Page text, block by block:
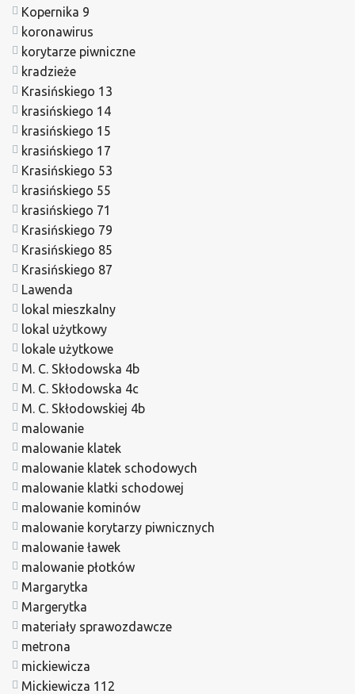
Kopernika 9
koronawirus
korytarze piwniczne
kradzieże
Krasińskiego 13
krasińskiego 14
krasińskiego 15
krasińskiego 17
Krasińskiego 53
krasińskiego 55
krasińskiego 71
Krasińskiego 79
Krasińskiego 85
Krasińskiego 87
Lawenda
lokal mieszkalny
lokal użytkowy
lokale użytkowe
M. C. Skłodowska 4b
M. C. Skłodowska 4c
M. C. Skłodowskiej 4b
malowanie
malowanie klatek
malowanie klatek schodowych
malowanie klatki schodowej
malowanie kominów
malowanie korytarzy piwnicznych
malowanie ławek
malowanie płotków
Margarytka
Margerytka
materiały sprawozdawcze
metrona
mickiewicza
Mickiewicza 112